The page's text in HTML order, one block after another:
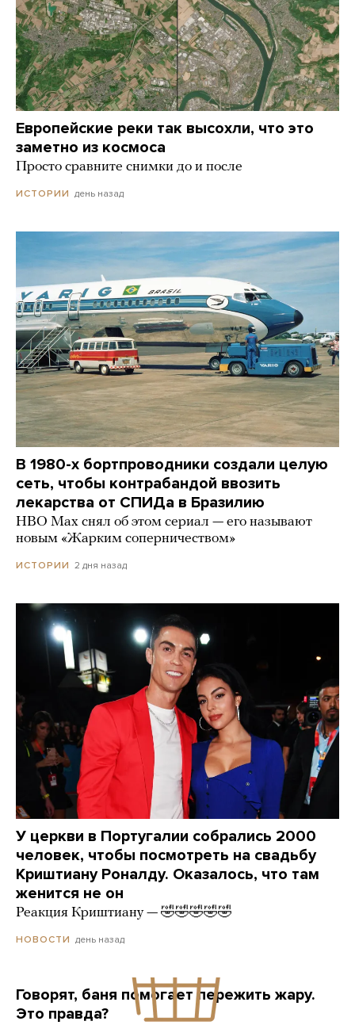
Европейские реки так высохли, что это
заметно из космоса
Просто сравните снимки до и после
ИСТОРИИ день назад
В 1980-х бортпроводники создали целую
сеть, чтобы контрабандой ввозить
лекарства от СПИДа в Бразилию
HBO Max снял об этом сериал — его называют
новым «Жарким соперничеством»
ИСТОРИИ 2 дня назад
У церкви в Португалии собрались 2000
человек, чтобы посмотреть на свадьбу
Криштиану Роналду. Оказалось, что там
женится не он
Реакция Криштиану — 🤣🤣🤣🤣🤣
НОВОСТИ день назад
Говорят, баня помогает пережить жару.
Это правда?